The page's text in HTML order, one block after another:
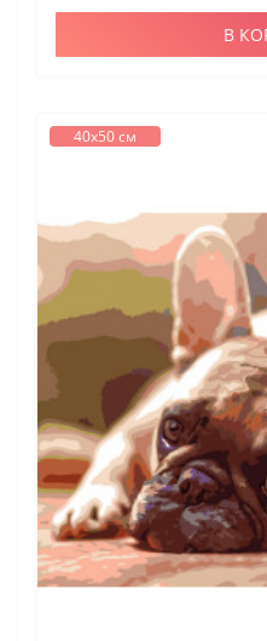
В
40х50 см